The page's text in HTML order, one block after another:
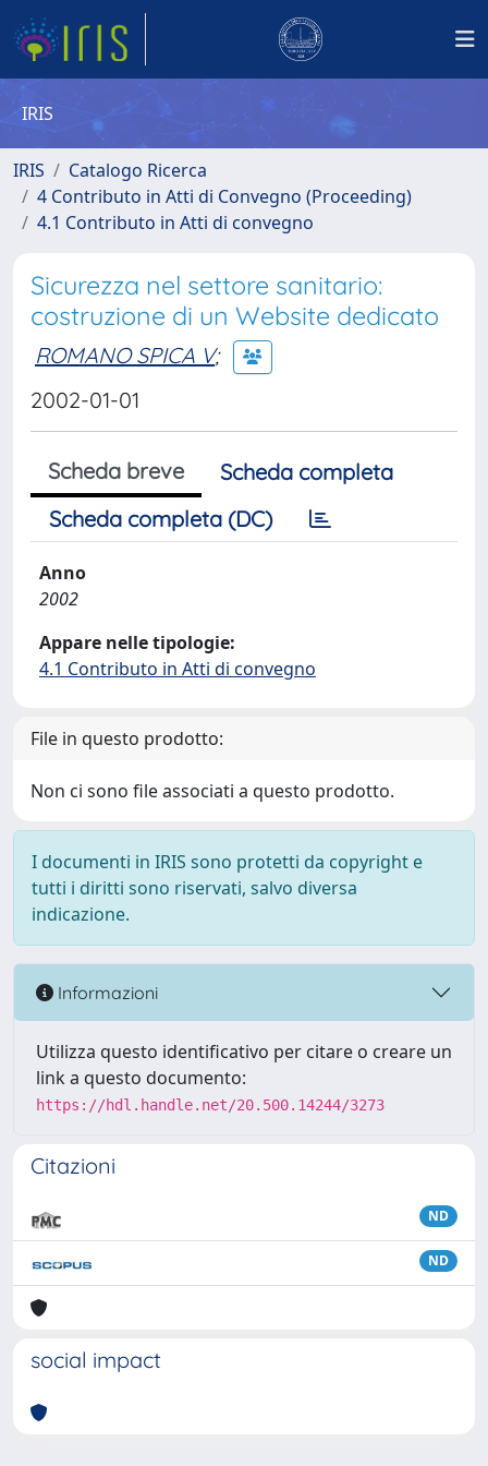
IRIS
IRIS
Catalogo Ricerca
4 Contributo in Atti di Convegno (Proceeding)
4.1 Contributo in Atti di convegno
Sicurezza nel settore sanitario:
costruzione di un Website dedicato
ROMANO SPICA V;
2002-01-01
Scheda breve
Scheda completa
Scheda completa (DC)
Anno
2002
Appare nelle tipologie:
4.1 Contributo in Atti di convegno
File in questo prodotto:
Non ci sono file associati a questo prodotto.
I documenti in IRIS sono protetti da copyright e
tutti i diritti sono riservati, salvo diversa
indicazione.
Informazioni
Utilizza questo identificativo per citare o creare un
link a questo documento:
https://hdl.handle.net/20.500.14244/3273
Citazioni
ND
ND
social impact